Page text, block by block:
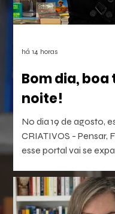
Bom dia, boa
noite!
No dia 19 de agosto,
CRIATIVOS - Pensar,
esse portal vai se
O evento será
Brasileiro de Altos
UFRJ), das 15:30 às
há 14 horas